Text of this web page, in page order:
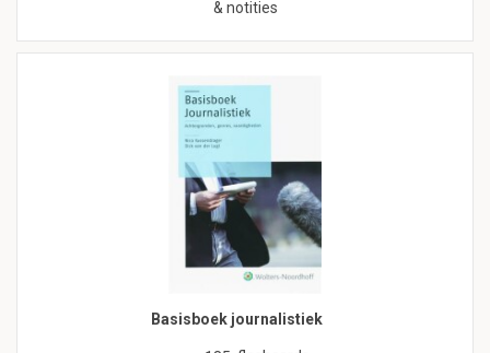
& notities
Basisboek journalistiek